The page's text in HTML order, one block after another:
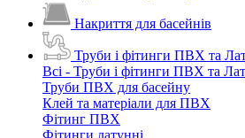
Накриття для басейнів
Труби і фітинги ПВХ та
Всі - Труби і фітинги ПВХ та
Труби ПВХ для басейну
Клей та матеріали для ПВХ
Фітинг ПВХ
Фітинги латунні